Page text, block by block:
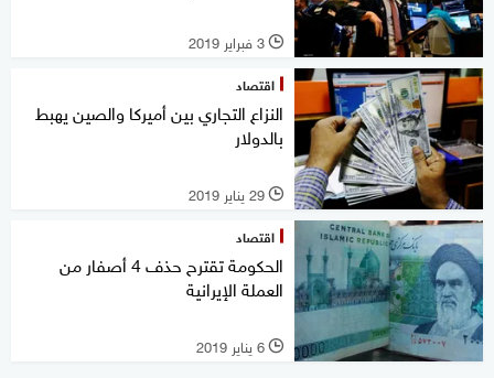
l 3 فبراير 2019
اقتصاد
النزاع التجاري بين أميركا والصين يهبط
بالدولار
l 29 يناير 2019
اقتصاد
الحكومة تقترح حذف 4 أصفار من
العملة الإيرانية
l 6 يناير 2019